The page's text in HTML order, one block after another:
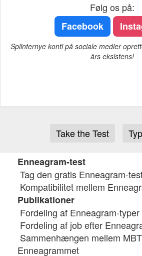
Følg os på:
Facebook
Splinternye konti på sociale medier
års eksistens!
Take the Test
Enneagram-test
Tag den gratis Enneagram-
Kompatibilitet mellem
Publikationer
Fordeling af Enneagram-typer
Fordeling af job efter
Sammenhængen mellem
Enneagrammet